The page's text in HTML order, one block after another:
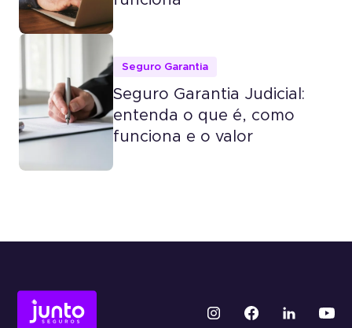
Seguro Garantia
Seguro Garantia Judicial:
entenda o que é, como
funciona e o valor